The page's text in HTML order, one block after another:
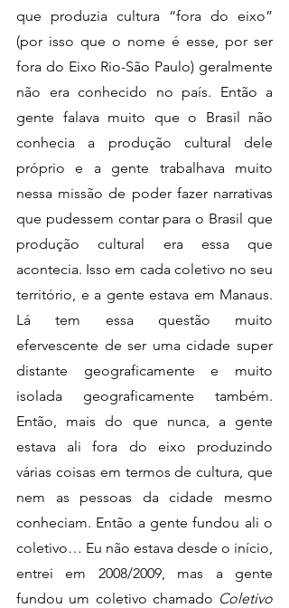
que produzia cultura “fora do eixo”
(por isso que o nome é esse, por ser
fora do Eixo Rio-São Paulo) geralmente
não era conhecido no país. Então a
gente falava muito que o Brasil não
conhecia a produção cultural dele
próprio e a gente trabalhava muito
nessa missão de poder fazer narrativas
que pudessem contar para o Brasil que
produção cultural era essa que
acontecia. Isso em cada coletivo no seu
território, e a gente estava em Manaus.
Lá tem essa questão muito
efervescente de ser uma cidade super
distante geograficamente e muito
isolada geograficamente também.
Então, mais do que nunca, a gente
estava ali fora do eixo produzindo
várias coisas em termos de cultura, que
nem as pessoas da cidade mesmo
conheciam. Então a gente fundou ali o
coletivo… Eu não estava desde o início,
entrei em 2008/2009, mas a gente
fundou um coletivo chamado Coletivo